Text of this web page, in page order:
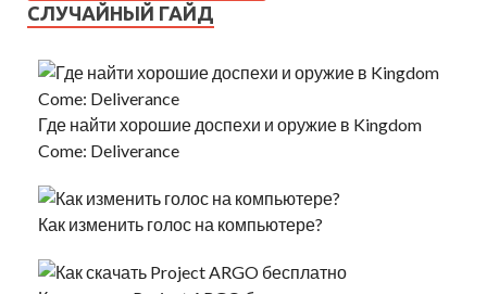
СЛУЧАЙНЫЙ ГАЙД
Где найти хорошие доспехи и оружие в Kingdom
Come: Deliverance
Как изменить голос на компьютере?